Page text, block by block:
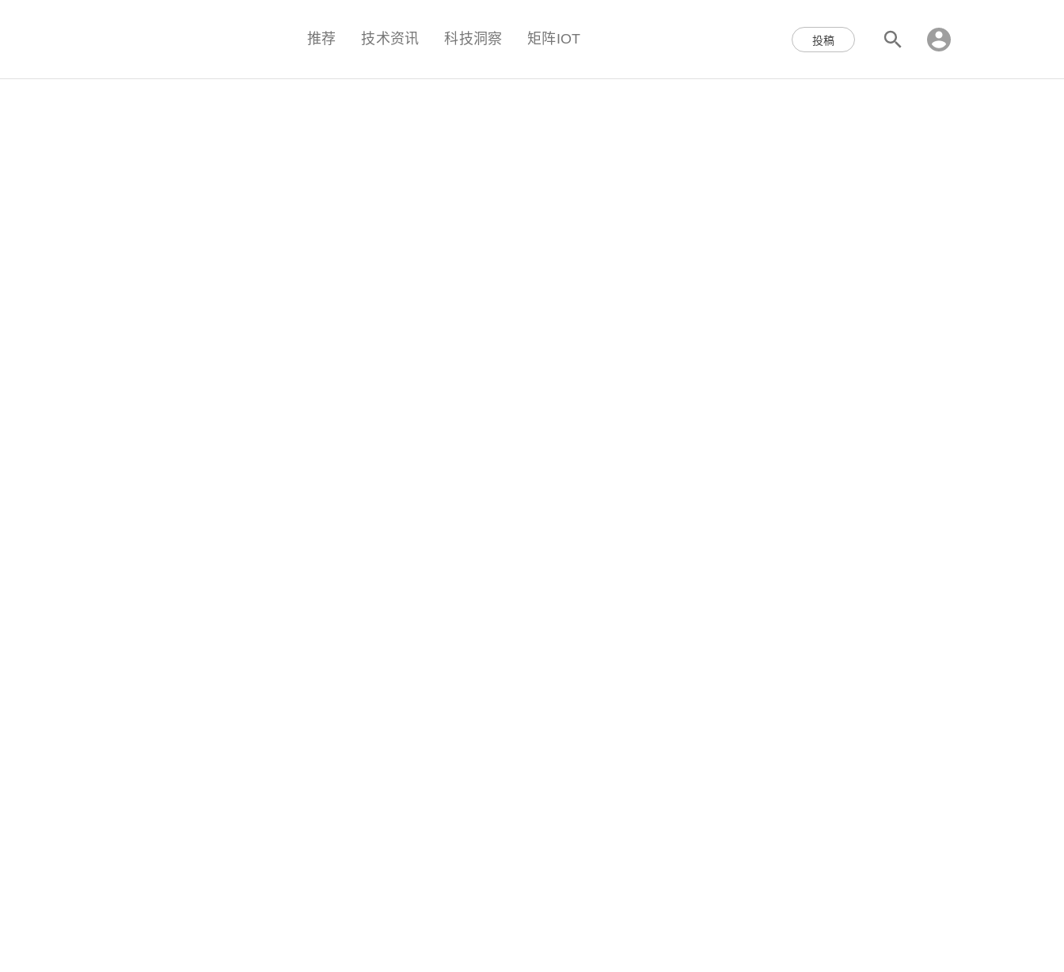
科技互联网,科技,资讯,动态,洞察,量子,计算,AI,人工智能,机器人,区块链,Web3,分布式,操作系
推荐 技术资讯 科技洞察 矩阵IOT 投稿